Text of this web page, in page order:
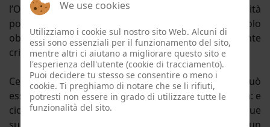
l’Occidente, nella sua inerzia, attribuisce dignità
politica ad un movimento che di politico ha solo
obiettivi totalizzanti, mentre usa metodi apertamente
criminali per conseguirli.
Certo, tutto può essere comprensibile come tutto può
essere condivisibile e non. Ma una cosa rimane certa: e
cioè, il rischio, per questo Occidente in balia delle sue
We use cookies
Utilizziamo i cookie sul nostro sito Web. Alcuni di
essi sono essenziali per il funzionamento del sito,
mentre altri ci aiutano a migliorare questo sito e
l'esperienza dell'utente (cookie di tracciamento).
Puoi decidere tu stesso se consentire o meno i
cookie. Ti preghiamo di notare che se li rifiuti,
potresti non essere in grado di utilizzare tutte le
funzionalità del sito.